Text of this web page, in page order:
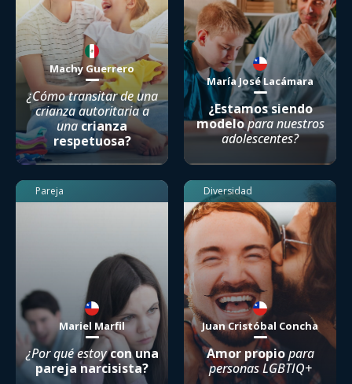
Machy Guerrero
¿Cómo transitar de una
crianza autoritaria a
unacrianza
respetuosa?
María José Lacámara
¿Estamos siendo
modelopara nuestros
adolescentes?
Pareja
Mariel Marfil
¿Por qué estoycon una
pareja narcisista?
Diversidad
Juan Cristóbal Concha
Amor propiopara
personas LGBTIQ+